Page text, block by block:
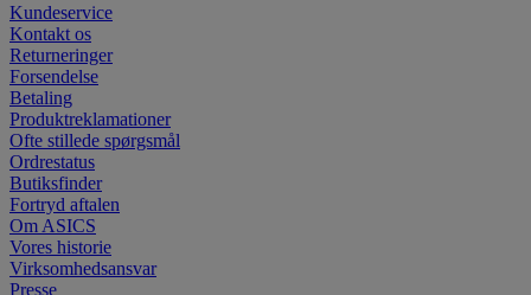
Kundeservice
Kontakt os
Returneringer
Forsendelse
Betaling
Produktreklamationer
Ofte stillede spørgsmål
Ordrestatus
Butiksfinder
Fortryd aftalen
Om ASICS
Vores historie
Virksomhedsansvar
Presse